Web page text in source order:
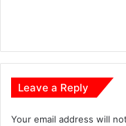
फ
री
Leave a Reply
Your email address will